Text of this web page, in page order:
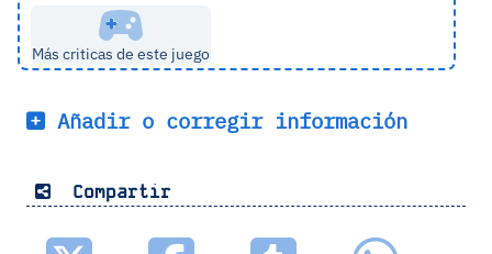
Más criticas de este juego
Añadir o corregir información
Compartir